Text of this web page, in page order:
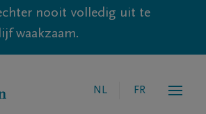
nooit volledig uit te
waakzaam.
NL FR